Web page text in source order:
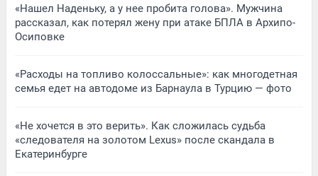
«Нашел Наденьку, а у нее пробита голова». Мужчина
рассказал, как потерял жену при атаке БПЛА в Архипо-
Осиповке
«Расходы на топливо колоссальные»: как многодетная
семья едет на автодоме из Барнаула в Турцию — фото
«Не хочется в это верить». Как сложилась судьба
«следователя на золотом Lexus» после скандала в
Екатеринбурге